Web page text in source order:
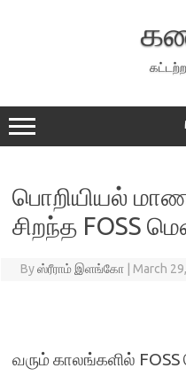
பொறியியல்
சிறந்த FOSS
Byஸ்ரீராம் இளங்கோ March
வரும் காலங்களில் FOSS